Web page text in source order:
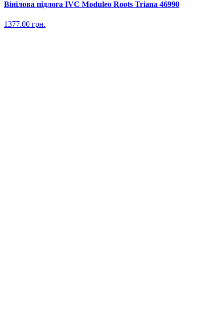
Вінілова підлога IVC Moduleo Roots Triana 46990
1377.00 грн.